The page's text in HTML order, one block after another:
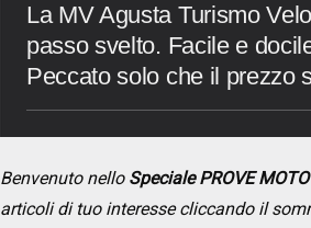
La MV Agusta Turismo
passo svelto. Facile e
Peccato solo che il prezzo
Benvenuto nello Speciale PROVE
articoli di tuo interesse cliccando il